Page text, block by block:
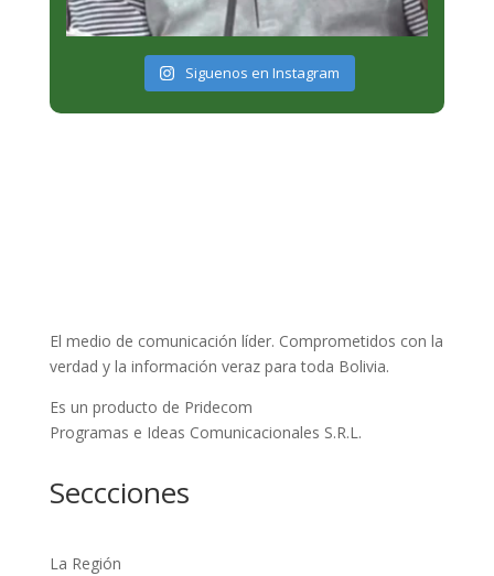
Siguenos en Instagram
El medio de comunicación líder. Comprometidos con la
verdad y la información veraz para toda Bolivia.
Es un producto de Pridecom
Programas e Ideas Comunicacionales S.R.L.
Seccciones
La Región